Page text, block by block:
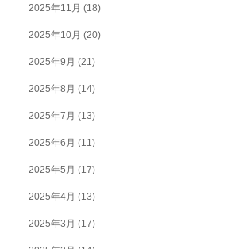
2025年11月 (18)
2025年10月 (20)
2025年9月 (21)
2025年8月 (14)
2025年7月 (13)
2025年6月 (11)
2025年5月 (17)
2025年4月 (13)
2025年3月 (17)